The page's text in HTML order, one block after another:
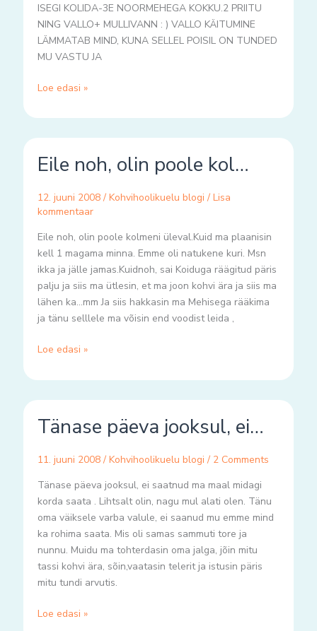
ISEGI KOLIDA-3E NOORMEHEGA KOKKU.2 PRIITU
NING VALLO+ MULLIVANN : ) VALLO KÄITUMINE
LÄMMATAB MIND, KUNA SELLEL POISIL ON TUNDED
MU VASTU JA
Loe edasi »
Eile noh, olin poole kol…
12. juuni 2008 / Kohvihoolikuelu blogi / Lisa
kommentaar
Eile noh, olin poole kolmeni üleval.Kuid ma plaanisin
kell 1 magama minna. Emme oli natukene kuri. Msn
ikka ja jälle jamas.Kuidnoh, sai Koiduga räägitud päris
palju ja siis ma ütlesin, et ma joon kohvi ära ja siis ma
lähen ka…mm Ja siis hakkasin ma Mehisega rääkima
ja tänu selllele ma võisin end voodist leida ,
noh,
poole
kol…
Loe edasi »
Tänase päeva jooksul, ei…
11. juuni 2008 / Kohvihoolikuelu blogi / 2 Comments
Tänase päeva jooksul, ei saatnud ma maal midagi
korda saata . Lihtsalt olin, nagu mul alati olen. Tänu
oma väiksele varba valule, ei saanud mu emme mind
ka rohima saata. Mis oli samas sammuti tore ja
nunnu. Muidu ma tohterdasin oma jalga, jõin mitu
tassi kohvi ära, sõin,vaatasin telerit ja istusin päris
mitu tundi arvutis.
päeva
ei…
Loe edasi »